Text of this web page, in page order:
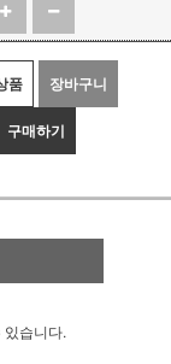
품 장바구니
구매하기
습니다.